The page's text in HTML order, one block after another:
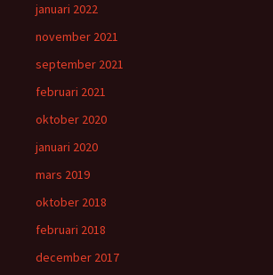
januari 2022
november 2021
september 2021
februari 2021
oktober 2020
januari 2020
mars 2019
oktober 2018
februari 2018
december 2017